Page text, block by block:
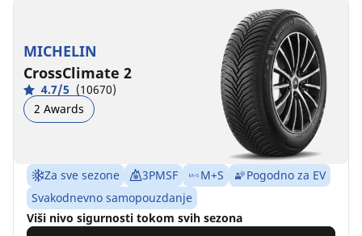
MICHELIN
CrossClimate 2
4.7/5 (10670)
2 Awards
Za sve sezone 3PMSF M+S
Pogodno za EV
Svakodnevno samopouzdanje
Viši nivo sigurnosti tokom svih sezona